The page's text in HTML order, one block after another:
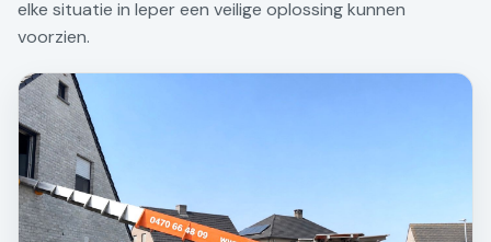
elke situatie in Ieper een veilige oplossing kunnen
voorzien.